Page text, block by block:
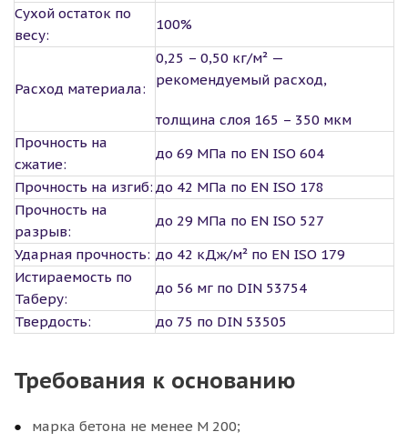
Сухой остаток по
весу:
100%
Расход материала:
0,25 – 0,50 кг/м² —
рекомендуемый расход,
толщина слоя 165 – 350 мкм
Прочность на
сжатие:
до 69 МПа по EN ISO 604
Прочность на изгиб: до 42 МПа по EN ISO 178
Прочность на
разрыв:
до 29 МПа по EN ISO 527
Ударная прочность: до 42 кДж/м² по EN ISO 179
Истираемость по
Таберу:
до 56 мг по DIN 53754
Твердость:
до 75 по DIN 53505
Требования к основанию
марка бетона не менее M 200;